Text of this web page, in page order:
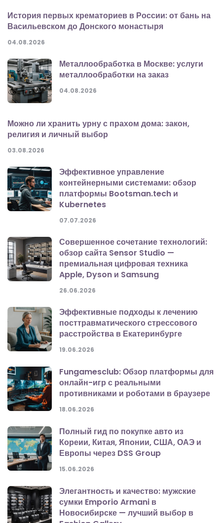
История первых крематориев в России: от бань на
Васильевском до Донского монастыря
04.08.2026
Металлообработка в Москве: услуги
металлообработки на заказ
04.08.2026
Можно ли хранить урну с прахом дома: закон,
религия и личный выбор
03.08.2026
Эффективное управление
контейнерными системами: обзор
платформы Bootsman.tech и
Kubernetes
07.07.2026
Совершенное сочетание технологий:
обзор сайта Sensor Studio —
премиальная цифровая техника
Apple, Dyson и Samsung
26.06.2026
Эффективные подходы к лечению
посттравматического стрессового
расстройства в Екатеринбурге
19.06.2026
Fungamesclub: Обзор платформы для
онлайн-игр с реальными
противниками и роботами в браузере
18.06.2026
Полный гид по покупке авто из
Кореии, Китая, Японии, США, ОАЭ и
Европы через DSS Group
15.06.2026
Элегантность и качество: мужские
сумки Emporio Armani в
Новосибирске — лучший выбор в